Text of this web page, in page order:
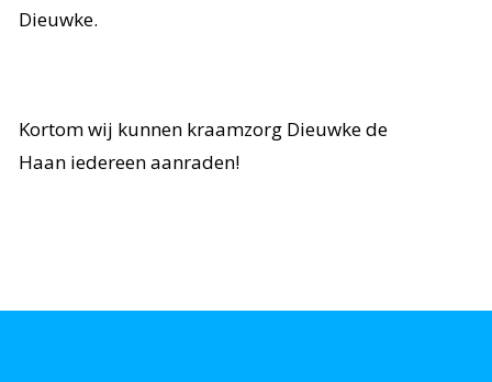
Dieuwke.
Kortom wij kunnen kraamzorg Dieuwke de
Haan iedereen aanraden!